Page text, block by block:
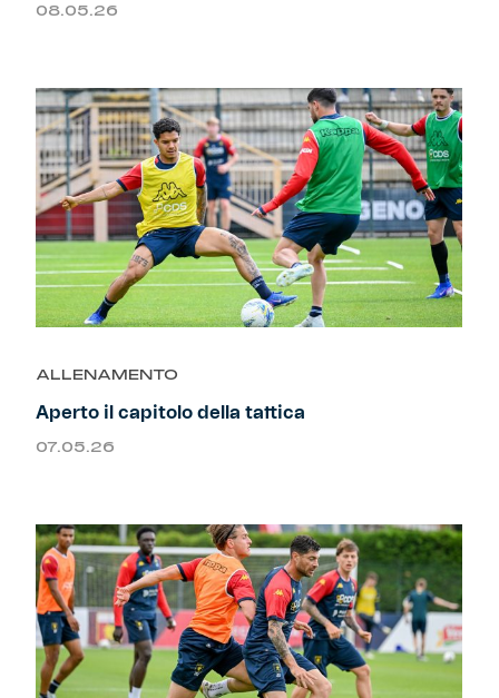
08.05.26
ALLENAMENTO
Aperto il capitolo della tattica
07.05.26